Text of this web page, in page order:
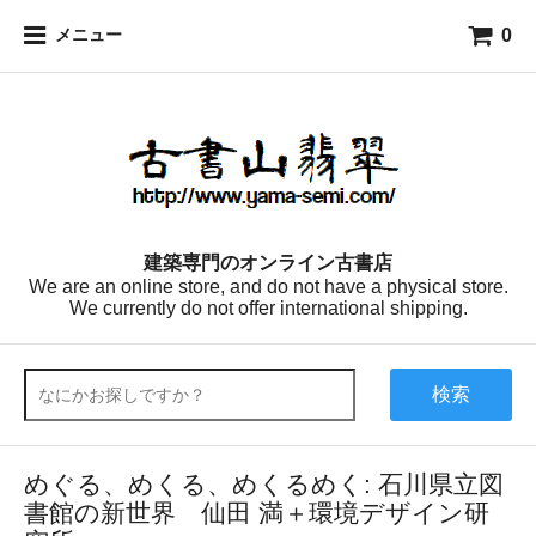
メニュー 0
建築専門のオンライン古書店
We are an online store, and do not have a physical store.
We currently do not offer international shipping.
検索
めぐる、めくる、めくるめく: 石川県立図
書館の新世界 仙田 満＋環境デザイン研